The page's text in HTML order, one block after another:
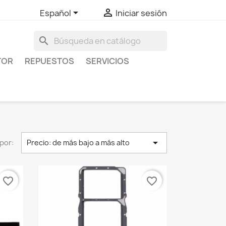
Español  Iniciar sesión
search
REPUESTOS
SERVICIOS
Precio: de más bajo a más alto 
favorite_border favorite_border